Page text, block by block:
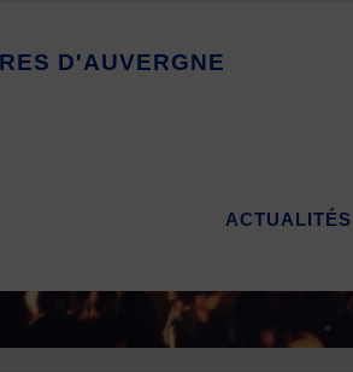
ES D'AUVERGNE
ACTUALITÉS